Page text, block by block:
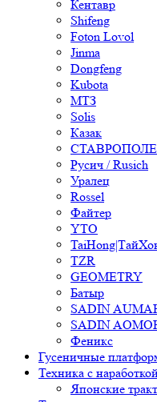
Кентавр
Shifeng
Foton Lovol
Jinma
Dongfeng
Kubota
МТЗ
Solis
Казак
Русич / Rusich
Уралец
Rossel
Файтер
YTO
TZR
GEOMETRY
Батыр
SADIN
SADIN
Феникс
Гусеничные
Техника с
Японские